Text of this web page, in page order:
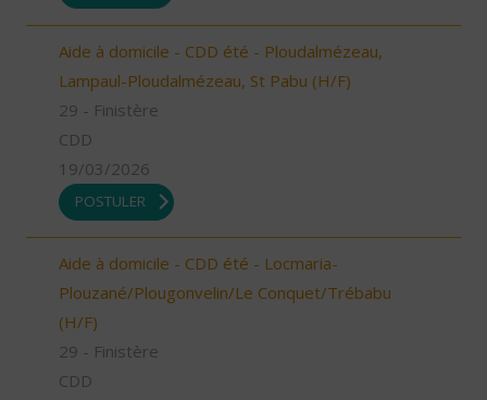
Aide à domicile - CDD été - Ploudalmézeau,
Lampaul-Ploudalmézeau, St Pabu (H/F)
29 - Finistère
CDD
19/03/2026
POSTULER
Aide à domicile - CDD été - Locmaria-
Plouzané/Plougonvelin/Le Conquet/Trébabu
(H/F)
29 - Finistère
CDD